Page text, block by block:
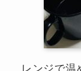
レンジで温